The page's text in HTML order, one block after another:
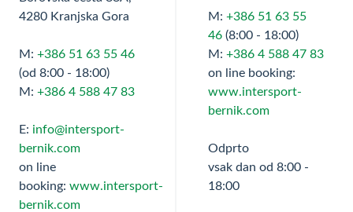
4280 Kranjska Gora
M: +386 51 63 55 46
(od 8:00 - 18:00)
M: +386 4 588 47 83
E: info@intersport-
bernik.com
on line
booking: www.intersport-
bernik.com
M: +386 51 63 55
46(8:00 - 18:00)
M: +386 4 588 47 83
on line booking:
www.intersport-
bernik.com
Odprto
vsak dan od 8:00 -
18:00